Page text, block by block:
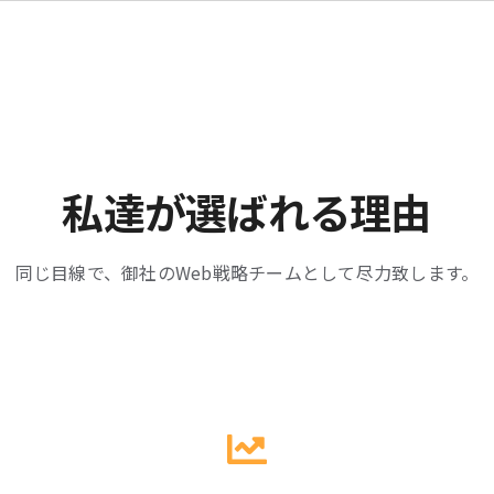
私達が選ばれる理由
同じ目線で、御社のWeb戦略チームとして尽力致します。